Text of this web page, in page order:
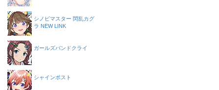
シノビマスター 閃乱カグ
ラ NEW LINK
ガールズバンドクライ
シャインポスト